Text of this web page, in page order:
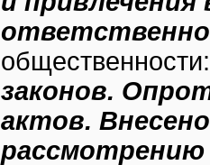
законов.
актов.
рассмотрению